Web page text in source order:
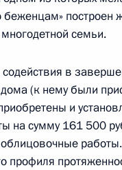
мобильной
2011 года
пункта 2 перечня
приёмной в
беженцам»
семьи.
в
(к нему были
и
на сумму 161 500
профиля